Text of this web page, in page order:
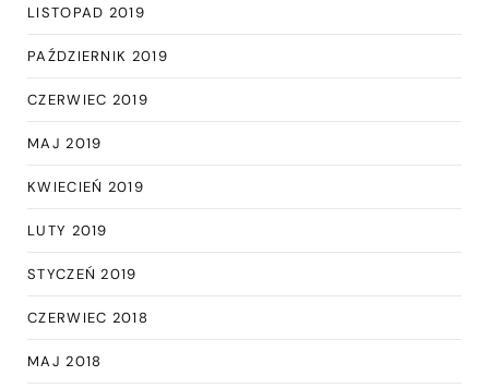
LISTOPAD 2019
PAŹDZIERNIK 2019
CZERWIEC 2019
MAJ 2019
KWIECIEŃ 2019
LUTY 2019
STYCZEŃ 2019
CZERWIEC 2018
MAJ 2018